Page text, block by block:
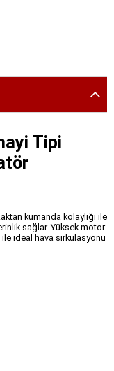
Tipi
kumanda kolaylığı ile
sağlar. Yüksek motor
ile ideal hava sirkülasyonu